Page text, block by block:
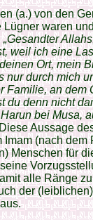
(a.) von den
waren
„Gesandter
weil ich eine
Ort, mein
nur durch mich
Familie, an dem
du denn nicht
bei Musa,
Aussage
Imam (nach
Menschen für
alle Ränge
der